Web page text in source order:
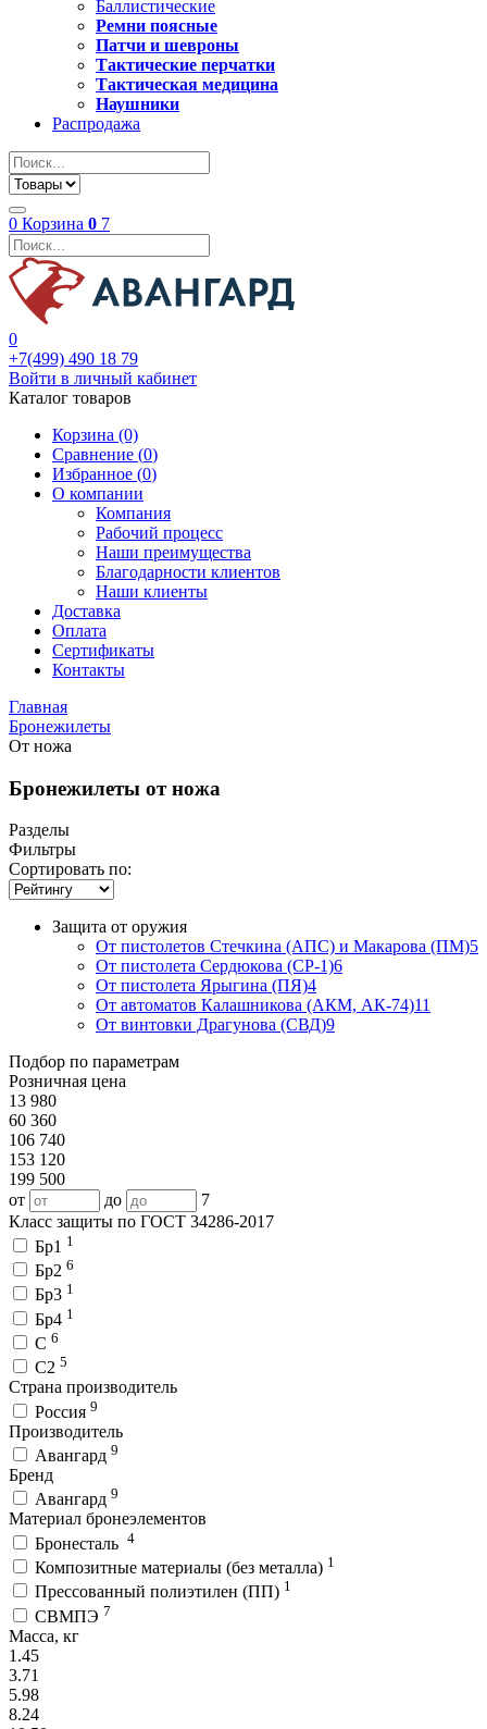
Баллистические
Ремни поясные
Патчи и шевроны
Тактические перчатки
Тактическая медицина
Наушники
Распродажа
0 Корзина 0 7
0
+7(499) 490 18 79
Войти в личный кабинет
Каталог товаров
Корзина (0)
Сравнение (0)
Избранное (0)
О компании
Компания
Рабочий процесс
Наши преимущества
Благодарности клиентов
Наши клиенты
Доставка
Оплата
Сертификаты
Контакты
Главная
Бронежилеты
От ножа
Бронежилеты от ножа
Разделы
Фильтры
Сортировать по:
Защита от оружия
От пистолетов Стечкина (АПС) и Макарова (ПМ)5
От пистолета Сердюкова (СР-1)6
От пистолета Ярыгина (ПЯ)4
От автоматов Калашникова (АКМ, АК-74)11
От винтовки Драгунова (СВД)9
Подбор по параметрам
Розничная цена
13 980
60 360
106 740
153 120
199 500
от
до
7
Класс защиты по ГОСТ 34286-2017
Бр1 1
Бр2 6
Бр3 1
Бр4 1
С 6
С2 5
Страна производитель
Россия 9
Производитель
Авангард 9
Бренд
Авангард 9
Материал бронеэлементов
Бронесталь 4
Композитные материалы (без металла) 1
Прессованный полиэтилен (ПП) 1
СВМПЭ 7
Масса, кг
1.45
3.71
5.98
8.24